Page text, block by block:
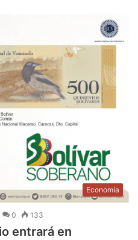
Economía
0 133
entrará en